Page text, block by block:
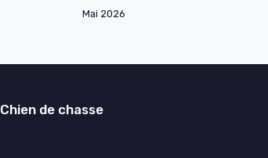
Mai 2026
Chien de chasse